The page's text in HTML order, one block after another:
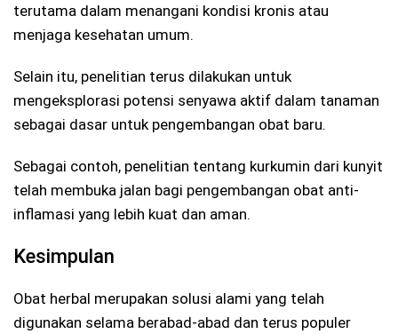
terutama dalam menangani kondisi kronis atau
menjaga kesehatan umum.
Selain itu, penelitian terus dilakukan untuk
mengeksplorasi potensi senyawa aktif dalam tanaman
sebagai dasar untuk pengembangan obat baru.
Sebagai contoh, penelitian tentang kurkumin dari kunyit
telah membuka jalan bagi pengembangan obat anti-
inflamasi yang lebih kuat dan aman.
Kesimpulan
Obat herbal merupakan solusi alami yang telah
digunakan selama berabad-abad dan terus populer